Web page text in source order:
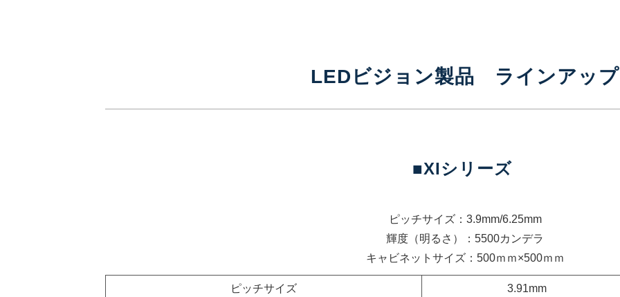
LEDビジョン製品 ラインアップ
■XIシリーズ
ピッチサイズ：3.9mm/6.25mm
輝度（明るさ）：5500カンデラ
キャビネットサイズ：500ｍｍ×500ｍｍ
ピッチサイズ 3.91mm